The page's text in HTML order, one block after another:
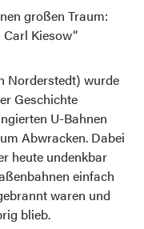
großen Traum:
Kiesow“
Norderstedt) wurde
Geschichte
U-Bahnen
Abwracken. Dabei
heute undenkbar
einfach
waren und
blieb.